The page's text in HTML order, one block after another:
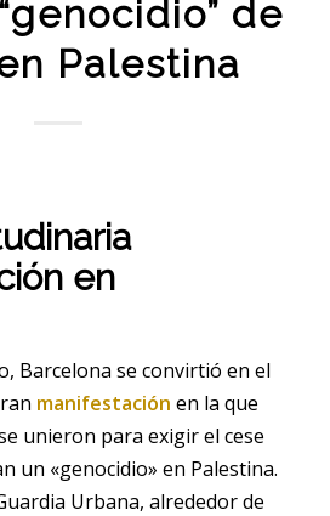
de
Palestina
en
Barcelona se convirtió en el
manifestación en la que
unieron para exigir el cese
un «genocidio» en Palestina.
Urbana, alrededor de